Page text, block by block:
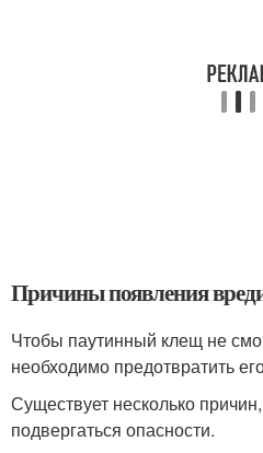
Причины появления
Чтобы паутинный клещ не
необходимо предотвратить
Существует несколько
подвергаться опасности.